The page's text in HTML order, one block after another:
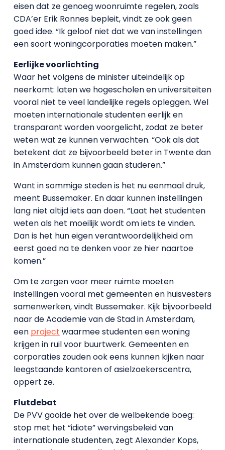
eisen dat ze genoeg woonruimte regelen, zoals
CDA’er Erik Ronnes bepleit, vindt ze ook geen
goed idee. “Ik geloof niet dat we van instellingen
een soort woningcorporaties moeten maken.”
Eerlijke voorlichting
Waar het volgens de minister uiteindelijk op
neerkomt: laten we hogescholen en universiteiten
vooral niet te veel landelijke regels opleggen. Wel
moeten internationale studenten eerlijk en
transparant worden voorgelicht, zodat ze beter
weten wat ze kunnen verwachten. “Ook als dat
betekent dat ze bijvoorbeeld beter in Twente dan
in Amsterdam kunnen gaan studeren.”
Want in sommige steden is het nu eenmaal druk,
meent Bussemaker. En daar kunnen instellingen
lang niet altijd iets aan doen. “Laat het studenten
weten als het moeilijk wordt om iets te vinden.
Dan is het hun eigen verantwoordelijkheid om
eerst goed na te denken voor ze hier naartoe
komen.”
Om te zorgen voor meer ruimte moeten
instellingen vooral met gemeenten en huisvesters
samenwerken, vindt Bussemaker. Kijk bijvoorbeeld
naar de Academie van de Stad in Amsterdam,
een project waarmee studenten een woning
krijgen in ruil voor buurtwerk. Gemeenten en
corporaties zouden ook eens kunnen kijken naar
leegstaande kantoren of asielzoekerscentra,
oppert ze.
Flutdebat
De PVV gooide het over de welbekende boeg:
stop met het “idiote” wervingsbeleid van
internationale studenten, zegt Alexander Kops,